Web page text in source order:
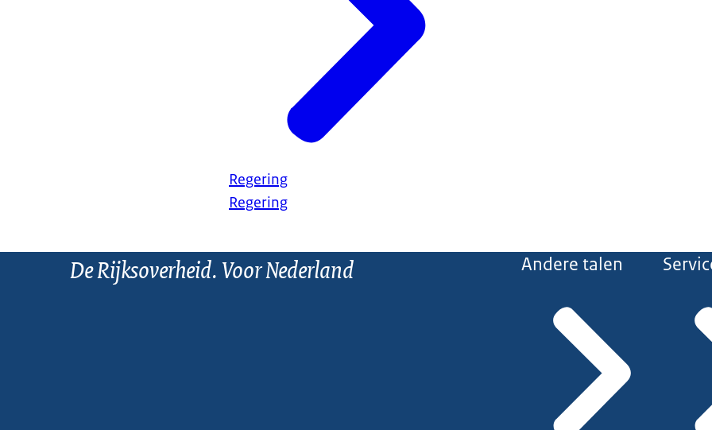
Regering
Regering
De Rijksoverheid. Voor Nederland Andere talen